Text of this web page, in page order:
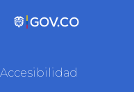
Accesibilidad